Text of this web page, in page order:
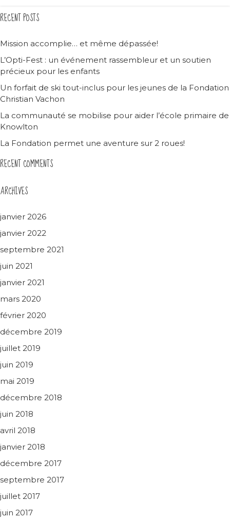
RECENT POSTS
Mission accomplie… et même dépassée!
L’Opti-Fest : un événement rassembleur et un soutien
précieux pour les enfants
Un forfait de ski tout-inclus pour les jeunes de la Fondation
Christian Vachon
La communauté se mobilise pour aider l’école primaire de
Knowlton
La Fondation permet une aventure sur 2 roues!
RECENT COMMENTS
ARCHIVES
janvier 2026
janvier 2022
septembre 2021
juin 2021
janvier 2021
mars 2020
février 2020
décembre 2019
juillet 2019
juin 2019
mai 2019
décembre 2018
juin 2018
avril 2018
janvier 2018
décembre 2017
septembre 2017
juillet 2017
juin 2017